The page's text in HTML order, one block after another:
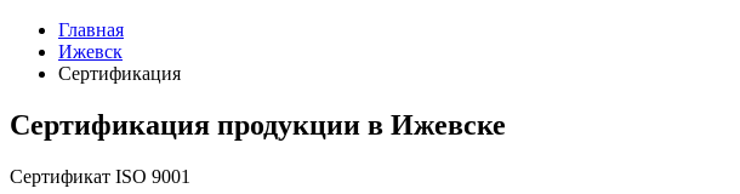
Главная
Ижевск
Сертификация
Сертификация продукции в Ижевске
Сертификат ISO 9001